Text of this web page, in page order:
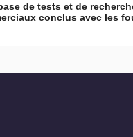
de tests et de
conclus avec les